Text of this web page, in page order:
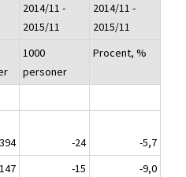
2014/11 -
2015/11
2014/11 -
2015/11
1000
personer
Procent, %
394 -24
-5,7
147 -15
-9,0